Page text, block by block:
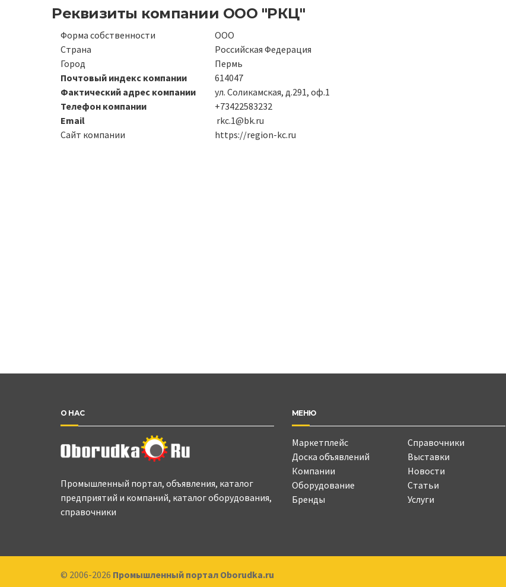
Реквизиты компании ООО "РКЦ"
Форма собственности
ООО
Страна
Российская Федерация
Город
Пермь
Почтовый индекс компании
614047
Фактический адрес компании
ул. Соликамская, д.291, оф.1
Телефон компании
+73422583232
Email
rkc.1@bk.ru
Сайт компании
https://region-kc.ru
О НАС
Промышленный портал, объявления, каталог
предприятий и компаний, каталог оборудования,
справочники
МЕНЮ
Маркетплейс
Доска объявлений
Компании
Оборудование
Бренды
Справочники
Выставки
Новости
Статьи
Услуги
© 2006-2026 Промышленный портал Oborudka.ru